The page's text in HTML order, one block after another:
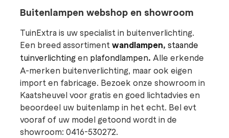
Buitenlampen webshop en showroom
TuinExtra is uw specialist in buitenverlichting.
Een breed assortimentwandlampen, staande
tuinverlichtingen plafondlampen. Alle erkende
A-merken buitenverlichting, maar ook eigen
import en fabricage. Bezoek onze showroom in
Kaatsheuvel voor gratis en goed lichtadvies en
beoordeel uw buitenlamp in het echt. Bel evt
vooraf of uw model getoond wordt in de
showroom: 0416-530272.